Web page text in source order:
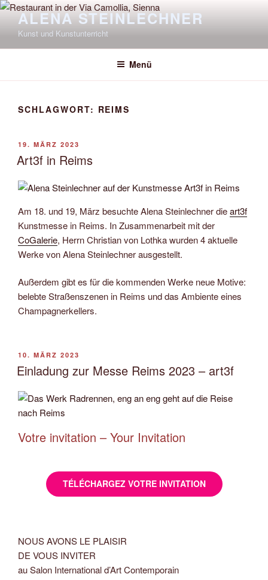
Zum
Inhalt
springen
ALENA STEINLECHNER
Kunst und Kunstunterricht
Menü
SCHLAGWORT: REIMS
VERÖFFENTLICHT
AM
19. MÄRZ 2023
Art3f in Reims
Am 18. und 19, März besuchte Alena Steinlechner dieart3f
Kunstmesse in Reims. In Zusammenarbeit mit der
CoGalerie, Herrn Christian von Lothka wurden 4 aktuelle
Werke von Alena Steinlechner ausgestellt.
Außerdem gibt es für die kommenden Werke neue Motive:
belebte Straßenszenen in Reims und das Ambiente eines
Champagnerkellers.
VERÖFFENTLICHT
AM
10. MÄRZ 2023
Einladung zur Messe Reims 2023 – art3f
Votre invitation – Your Invitation
TÉLÉCHARGEZ VOTRE INVITATION
NOUS AVONS LE PLAISIR
DE VOUS INVITER
au Salon International d’Art Contemporain